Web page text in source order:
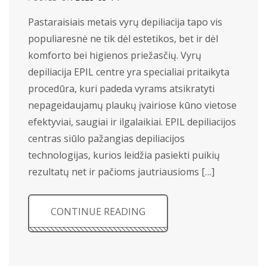
Pastaraisiais metais vyrų depiliacija tapo vis
populiaresnė ne tik dėl estetikos, bet ir dėl
komforto bei higienos priežasčių. Vyrų
depiliacija EPIL centre yra specialiai pritaikyta
procedūra, kuri padeda vyrams atsikratyti
nepageidaujamų plaukų įvairiose kūno vietose
efektyviai, saugiai ir ilgalaikiai. EPIL depiliacijos
centras siūlo pažangias depiliacijos
technologijas, kurios leidžia pasiekti puikių
rezultatų net ir pačioms jautriausioms […]
CONTINUE READING